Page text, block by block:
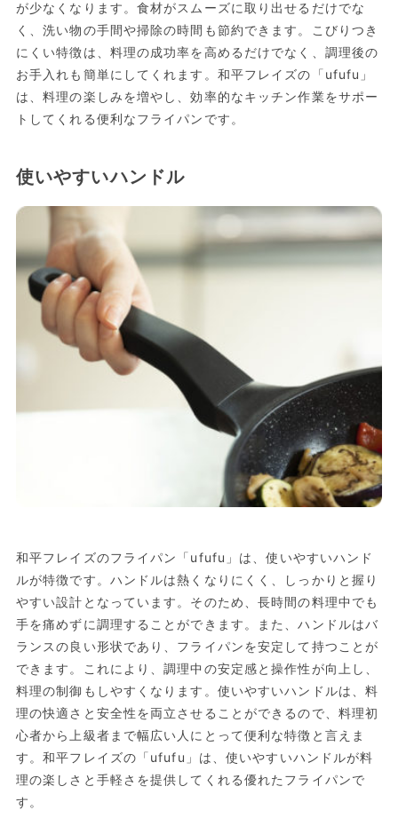
が少なくなります。食材がスムーズに取り出せるだけでな
く、洗い物の手間や掃除の時間も節約できます。こびりつき
にくい特徴は、料理の成功率を高めるだけでなく、調理後の
お手入れも簡単にしてくれます。和平フレイズの「ufufu」
は、料理の楽しみを増やし、効率的なキッチン作業をサポー
トしてくれる便利なフライパンです。
使いやすいハンドル
和平フレイズのフライパン「ufufu」は、使いやすいハンド
ルが特徴です。ハンドルは熱くなりにくく、しっかりと握り
やすい設計となっています。そのため、長時間の料理中でも
手を痛めずに調理することができます。また、ハンドルはバ
ランスの良い形状であり、フライパンを安定して持つことが
できます。これにより、調理中の安定感と操作性が向上し、
料理の制御もしやすくなります。使いやすいハンドルは、料
理の快適さと安全性を両立させることができるので、料理初
心者から上級者まで幅広い人にとって便利な特徴と言えま
す。和平フレイズの「ufufu」は、使いやすいハンドルが料
理の楽しさと手軽さを提供してくれる優れたフライパンで
す。